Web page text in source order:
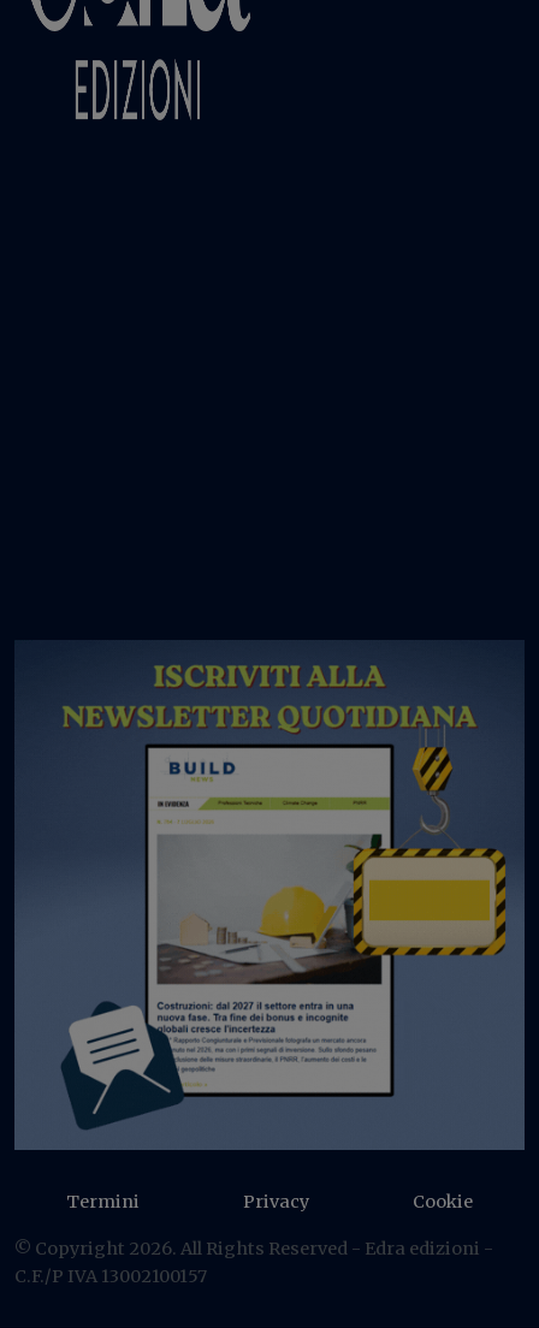
Termini Privacy Cookie
© Copyright 2026. All Rights Reserved - Edra edizioni -
C.F./P IVA 13002100157